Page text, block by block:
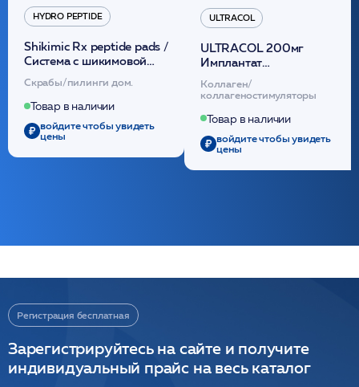
HYDRO PEPTIDE
Shikimic Rx peptide pads /
Cистема с шикимовой
кислотой обновляющая
(30шт) /HP
Скрабы/пилинги дом.
Товар в наличии
войдите чтобы увидеть
цены
ULTRACOL
ULTRACOL 200мг
Имплантат
внутридермальный,
стерильный на основе
полидиоксанона
/ULTRACOL
Коллаген/
коллагеностимуляторы
Товар в наличии
войдите чтобы увидеть
цены
Регистрация бесплатная
Зарегистрируйтесь на сайте и получите
индивидуальный прайс на весь каталог